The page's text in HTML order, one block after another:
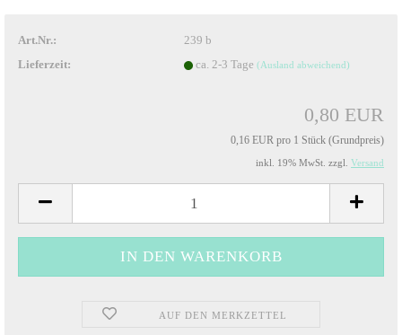
Art.Nr.:
239 b
Lieferzeit:
ca. 2-3 Tage (Ausland abweichend)
0,80 EUR
0,16 EUR pro 1 Stück (Grundpreis)
inkl. 19% MwSt. zzgl. Versand
AUF DEN MERKZETTEL